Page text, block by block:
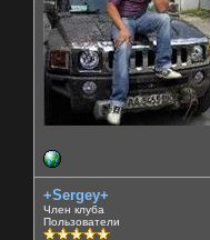
+Sergey+
Член клуба
Пользователи